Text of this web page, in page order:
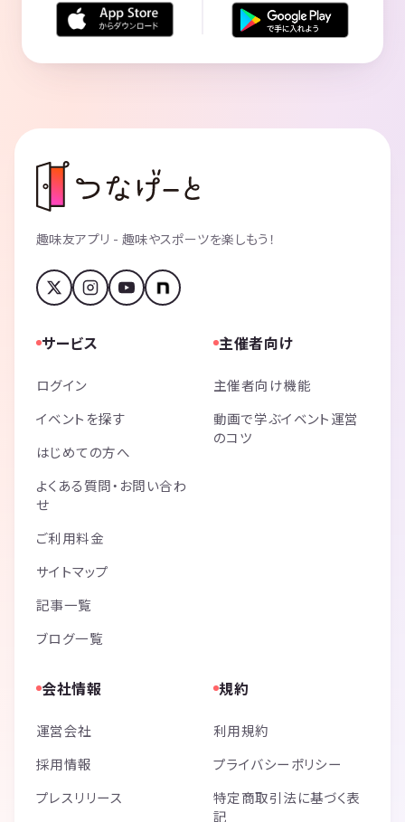
趣味友アプリ - 趣味やスポーツを楽しもう！
サービス
ログイン
イベントを探す
はじめての方へ
よくある質問・お問い合わ
せ
ご利用料金
サイトマップ
記事一覧
ブログ一覧
主催者向け
主催者向け機能
動画で学ぶイベント運営
のコツ
会社情報
運営会社
採用情報
プレスリリース
規約
利用規約
プライバシーポリシー
特定商取引法に基づく表
記